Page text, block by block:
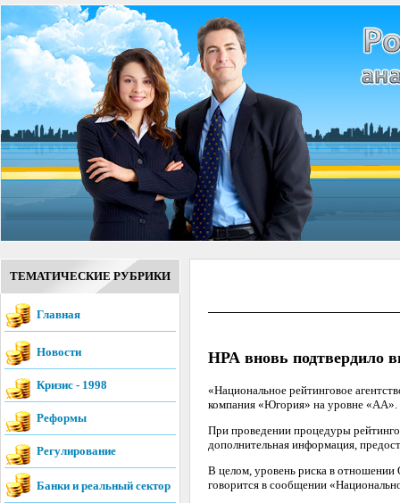
ТЕМАТИЧЕСКИЕ РУБРИКИ
Главная
Новости
Кризис - 1998
Реформы
Регулирование
Банки и реальный сектор
НРА вновь подтвердило
«Национальное рейтинговое
компания «Югория» на уровне «АА».
При проведении процедуры
дополнительная информация,
В целом, уровень риска в отношении
говорится в сообщении